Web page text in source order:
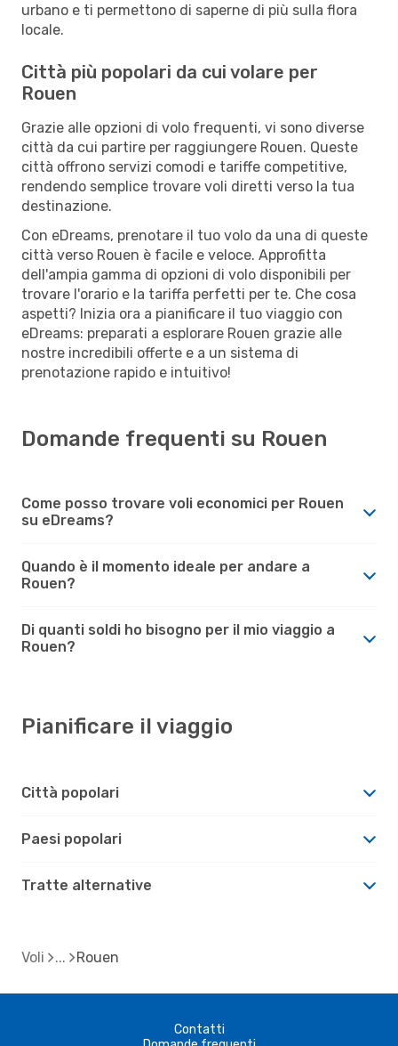
urbano e ti permettono di saperne di più sulla flora
locale.
Città più popolari da cui volare per
Rouen
Grazie alle opzioni di volo frequenti, vi sono diverse
città da cui partire per raggiungere Rouen. Queste
città offrono servizi comodi e tariffe competitive,
rendendo semplice trovare voli diretti verso la tua
destinazione.
Con eDreams, prenotare il tuo volo da una di queste
città verso Rouen è facile e veloce. Approfitta
dell'ampia gamma di opzioni di volo disponibili per
trovare l'orario e la tariffa perfetti per te. Che cosa
aspetti? Inizia ora a pianificare il tuo viaggio con
eDreams: preparati a esplorare Rouen grazie alle
nostre incredibili offerte e a un sistema di
prenotazione rapido e intuitivo!
Domande frequenti su Rouen
Come posso trovare voli economici per Rouen
su eDreams?
Quando è il momento ideale per andare a
Rouen?
Di quanti soldi ho bisogno per il mio viaggio a
Rouen?
Pianificare il viaggio
Città popolari
Paesi popolari
Tratte alternative
Voli Rouen
Contatti